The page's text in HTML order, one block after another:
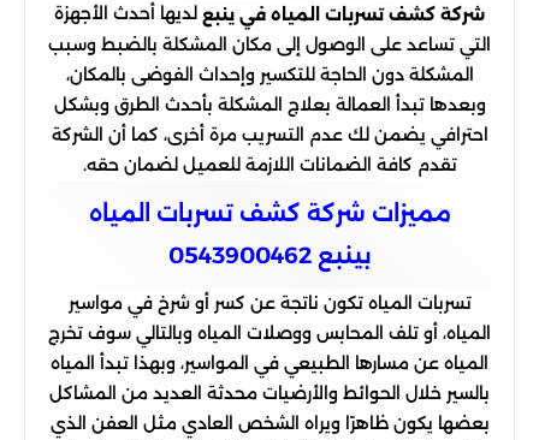
شركة كشف تسربات المياه في ينبع لديها أحدث الأجهزة
التي تساعد على الوصول إلى مكان المشكلة بالضبط وسبب
المشكلة دون الحاجة للتكسير وإحداث الفوضى بالمكان،
وبعدها تبدأ العمالة بعلاج المشكلة بأحدث الطرق وبشكل
احترافي يضمن لك عدم التسريب مرة أخرى، كما أن الشركة
تقدم كافة الضمانات اللازمة للعميل لضمان حقه.
مميزات شركة كشف تسربات المياه
بينبع 0543900462
تسربات المياه تكون ناتجة عن كسر أو شرخ في مواسير
المياه، أو تلف المحابس ووصلات المياه وبالتالي سوف تخرج
المياه عن مسارها الطبيعي في المواسير، وبهذا تبدأ المياه
بالسير خلال الحوائط والأرضيات محدثة العديد من المشاكل
بعضها يكون ظاهرًا ويراه الشخص العادي مثل العفن الذي